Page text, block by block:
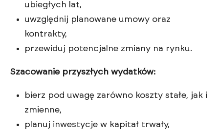
ubiegłych lat,
uwzględnij planowane umowy oraz
kontrakty,
przewiduj potencjalne zmiany na rynku.
Szacowanie przyszłych wydatków:
bierz pod uwagę zarówno koszty stałe, jak i
zmienne,
planuj inwestycje w kapitał trwały,